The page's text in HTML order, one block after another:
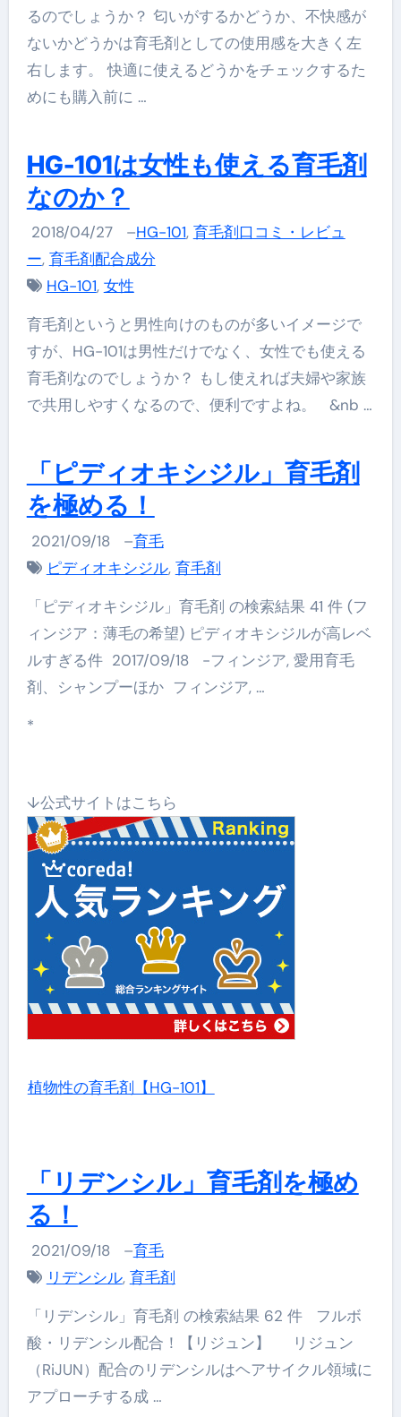
るのでしょうか？ 匂いがするかどうか、不快感が
ないかどうかは育毛剤としての使用感を大きく左
右します。 快適に使えるどうかをチェックするた
めにも購入前に …
HG-101は女性も使える育毛剤
なのか？
2018/04/27 –HG-101, 育毛剤口コミ・レビュ
ー, 育毛剤配合成分
HG-101, 女性
育毛剤というと男性向けのものが多いイメージで
すが、HG-101は男性だけでなく、女性でも使える
育毛剤なのでしょうか？ もし使えれば夫婦や家族
で共用しやすくなるので、便利ですよね。 &nb …
「ピディオキシジル」育毛剤
を極める！
2021/09/18 –育毛
ピディオキシジル, 育毛剤
「ピディオキシジル」育毛剤 の検索結果 41 件 (フ
ィンジア：薄毛の希望) ピディオキシジルが高レベ
ルすぎる件 2017/09/18 -フィンジア, 愛用育毛
剤、シャンプーほか フィンジア, …
*
↓公式サイトはこちら
植物性の育毛剤【HG-101】
「リデンシル」育毛剤を極め
る！
2021/09/18 –育毛
リデンシル, 育毛剤
「リデンシル」育毛剤 の検索結果 62 件 フルボ
酸・リデンシル配合！【リジュン】 リジュン
（RiJUN）配合のリデンシルはヘアサイクル領域に
アプローチする成 …